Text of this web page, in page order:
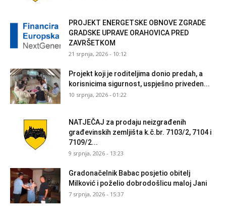
PROJEKT ENERGETSKE OBNOVE ZGRADE
GRADSKE UPRAVE ORAHOVICA PRED
ZAVRŠETKOM
21 srpnja, 2026 - 10:12
Projekt koji je roditeljima donio predah, a
korisnicima sigurnost, uspješno priveden...
10 srpnja, 2026 - 01:22
NATJEČAJ za prodaju neizgrađenih
građevinskih zemljišta k.č.br. 7103/2, 7104 i
7109/2...
9 srpnja, 2026 - 13:23
Gradonačelnik Babac posjetio obitelj
Milković i poželio dobrodošlicu maloj Jani
7 srpnja, 2026 - 15:37